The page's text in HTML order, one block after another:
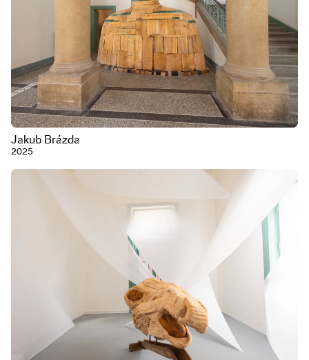
Jakub Brázda
2025